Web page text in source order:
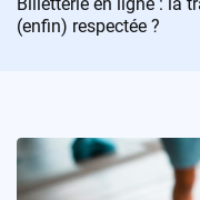
(enfin) respectée ?